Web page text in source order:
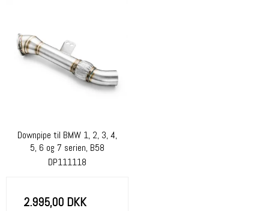
Downpipe til BMW 1, 2, 3, 4,
5, 6 og 7 serien, B58
DP111118
2.995,00 DKK